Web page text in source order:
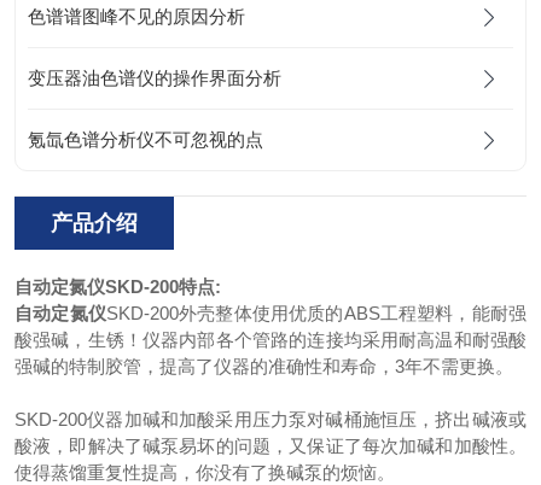
色谱谱图峰不见的原因分析
变压器油色谱仪的操作界面分析
氪氙色谱分析仪不可忽视的点
产品介绍
自动定氮仪SKD-200特点:
自动定氮仪SKD-200外壳整体使用优质的ABS工程塑料，能耐强
酸强碱，生锈！仪器内部各个管路的连接均采用耐高温和耐强酸
强碱的特制胶管，提高了仪器的准确性和寿命，3年不需更换。
SKD-200仪器加碱和加酸采用压力泵对碱桶施恒压，挤出碱液或
酸液，即解决了碱泵易坏的问题，又保证了每次加碱和加酸性。
使得蒸馏重复性提高，你没有了换碱泵的烦恼。